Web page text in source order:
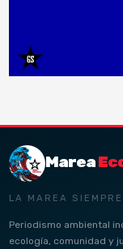
Marea
LA MAREA
Periodismo ambiental
ecología, comunidad y